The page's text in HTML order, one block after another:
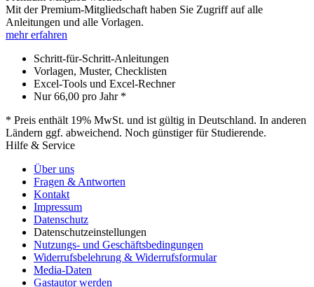
Mit der Premium-Mitgliedschaft haben Sie Zugriff auf alle
Anleitungen und alle Vorlagen.
mehr erfahren
Schritt-für-Schritt-Anleitungen
Vorlagen, Muster, Checklisten
Excel-Tools und Excel-Rechner
Nur66,00 pro Jahr *
* Preis enthält 19% MwSt. und ist gültig in Deutschland. In anderen
Ländern ggf. abweichend. Noch günstiger für Studierende.
Hilfe & Service
Über uns
Fragen & Antworten
Kontakt
Impressum
Datenschutz
Datenschutzeinstellungen
Nutzungs- und Geschäftsbedingungen
Widerrufsbelehrung & Widerrufsformular
Media-Daten
Gastautor werden